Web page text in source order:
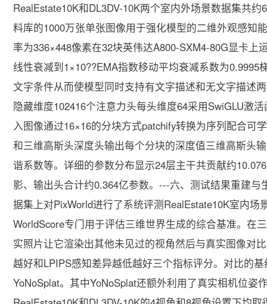
RealEstate10K和DL3DV-10K两个室内外场景数据集共
料库的1000万张单张图像用于强化模型的二维外观感知
率为336×448像素在32块英伟达A800-SXM4-80G显卡
线性衰减到1×10??EMA指数移动平均衰减系数为
文字条件从而使模型同时支持有文字描述和无文字描述
隐藏维度102416个注意力头每头维度64采用SwiGLU激
入图像通过16×16的分块方式patchify转换为序列配合可
和三维高斯头深度头输出每个分块的深度值三维高斯头
谐系数等。详细的参数分布显示24层主干共贡献约
影、输出头合计约0.364亿参数。---六、测试结果重建
据集上对PixWorld进行了系统评测RealEstate10K室内场
WorldScore专门用于评估三维世界生成的综合基准。在
实照片让它渲染出其他未见过的视角然后与真实图像对
越好和LPIPS感知差异越低越好三个指标评分。对比的
YoNoSplat。其中YoNoSplat还额外利用了真实相机位